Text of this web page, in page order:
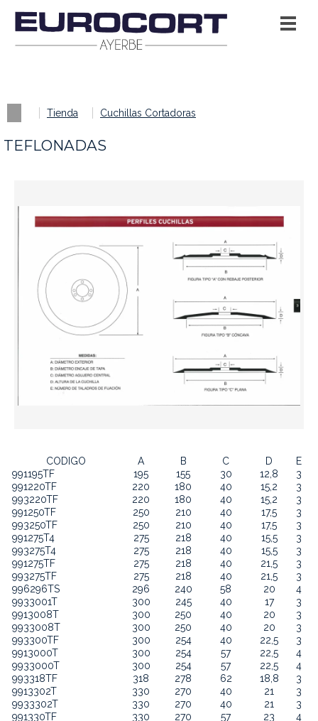
Tienda Cuchillas Cortadoras
TEFLONADAS
CODIGO A B C D
E
991195TF
195 155 30 12,8
3
991220TF
220 180 40 15,2
3
993220TF
220 180 40 15,2
3
991250TF
250 210 40 17,5
3
993250TF
250 210 40 17,5
3
991275T4
275 218 40 15,5
3
993275T4
275 218 40 15,5
3
991275TF
275 218 40 21,5
3
993275TF
275 218 40 21,5
3
996296TS
296 240 58 20
4
9933001T
300 245 40 17
3
9913008T
300 250 40 20
3
9933008T
300 250 40 20
3
993300TF
300 254 40 22,5
3
9913000T
300 254 57 22,5
4
9933000T
300 254 57 22,5
4
993318TF
318 278 62 18,8
3
9913302T
330 270 40 21
3
9933302T
330 270 40 21
3
991330TF
330 270 57 23
4